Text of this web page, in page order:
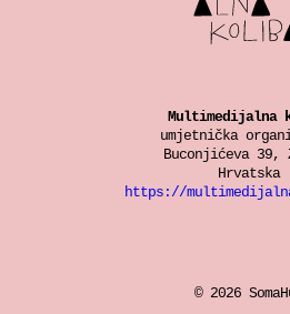
Multimedijalna
umjetnička
Buconjićeva 39,
Hrvatska
https://
© 2026